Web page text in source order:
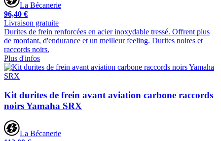
La Bécanerie
96,40 €
Livraison gratuite
Durites de frein renforcées en acier inoxydable tressé. Offrent plus
de mordant, d'endurance et un meilleur feeling. Durites noires et
raccords noirs.
Plus d'infos
Kit durites de frein avant aviation carbone raccords
noirs Yamaha SRX
La Bécanerie